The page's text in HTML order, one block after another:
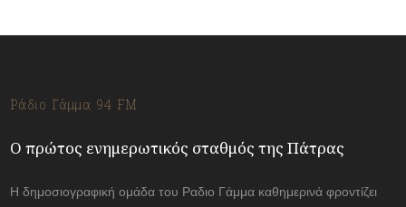
Ράδιο Γάμμα 94 FM
Ο πρώτος ενημερωτικός σταθμός της Πάτρας
Η δημοσιογραφική ομάδα του Ραδιο Γάμμα καθημερινά φροντίζει